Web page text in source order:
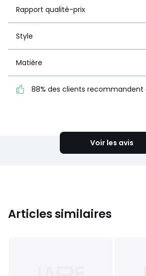
1 99
2
3 120
4
Rapport qualité-prix
Style
Matière
88% des clients recommandent
Voir les avis
Articles similaires